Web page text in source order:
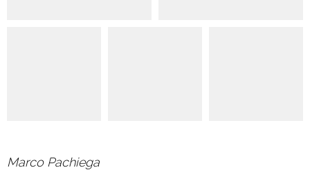
Marco Pachiega